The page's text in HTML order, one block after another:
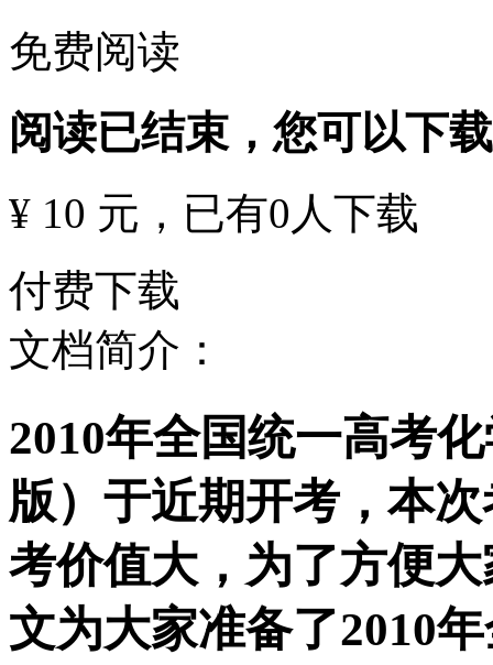
免费阅读
阅读已结束，您可以下
¥ 10 元 ，已有0 人下载
付费下载
文档简介：
2010年全国统一高考
版）于近期开考，本
考价值大，为了方便
文为大家准备了2010